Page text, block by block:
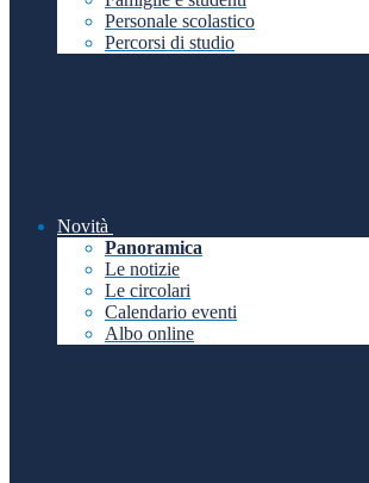
Personale scolastico
Percorsi di studio
Novità
Panoramica
Le notizie
Le circolari
Calendario eventi
Albo online